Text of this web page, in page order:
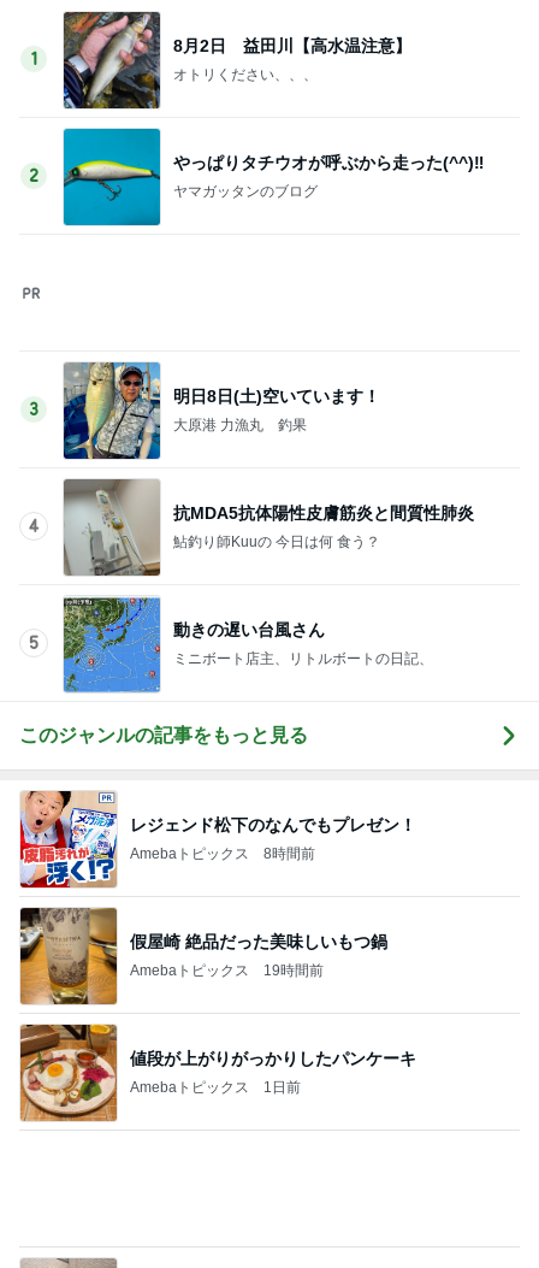
1
8月2日 益田川【高水温注意】
オトリください、、、
2
やっぱりタチウオが呼ぶから走った(^^)‼️
ヤマガッタンのブログ
3
4
抗MDA5抗体陽性皮膚筋炎と間質性肺炎
鮎釣り師Kuuの 今日は何 食う？
5
動きの遅い台風さん
ミニボート店主、リトルボートの日記、
このジャンルの記事をもっと見る
Amebaトピックス 8時間前
假屋崎 絶品だった美味しいもつ鍋
Amebaトピックス 19時間前
値段が上がりがっかりしたパンケーキ
Amebaトピックス 1日前